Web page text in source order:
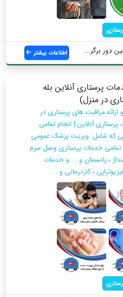
دور برگر... اطلاعات بیشتر
پرستاری آنلاین بله
در منزل)
ارائه مراقبت های پرستاری در
آنلاین | انجام تمامی
که شامل: ویزیت پزشک عمومی
خدمات پرستاری وصل سرم
، پانسمان و ... و خدمات
، کاردرمانی و ...